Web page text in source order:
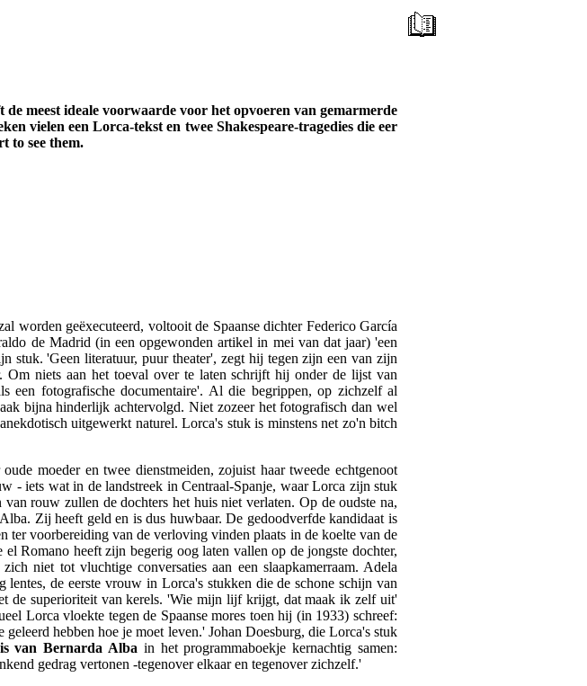
meest ideale voorwaarde voor het opvoeren van gemarmerde
vielen een Lorca-tekst en twee Shakespeare-tragedies die eer
to see them.
worden geëxecuteerd, voltooit de Spaanse dichter Federico García
de Madrid (in een opgewonden artikel in mei van dat jaar) 'een
stuk. 'Geen literatuur, puur theater', zegt hij tegen zijn een van zijn
Om niets aan het toeval over te laten schrijft hij onder de lijst van
een fotografische documentaire'. Al die begrippen, op zichzelf al
bijna hinderlijk achtervolgd. Niet zozeer het fotografisch dan wel
uitgewerkt naturel. Lorca's stuk is minstens net zo'n bitch
moeder en twee dienstmeiden, zojuist haar tweede echtgenoot
- iets wat in de landstreek in Centraal-Spanje, waar Lorca zijn stuk
rouw zullen de dochters het huis niet verlaten. Op de oudste na,
Zij heeft geld en is dus huwbaar. De gedoodverfde kandidaat is
ter voorbereiding van de verloving vinden plaats in de koelte van de
Romano heeft zijn begerig oog laten vallen op de jongste dochter,
niet tot vluchtige conversaties aan een slaapkamerraam. Adela
de eerste vrouw in Lorca's stukken die de schone schijn van
de superioriteit van kerels. 'Wie mijn lijf krijgt, dat maak ik zelf uit'
Lorca vloekte tegen de Spaanse mores toen hij (in 1933) schreef:
hebben hoe je moet leven.' Johan Doesburg, die Lorca's stuk
van Bernarda Alba in het programmaboekje kernachtig samen:
gedrag vertonen -tegenover elkaar en tegenover zichzelf.'